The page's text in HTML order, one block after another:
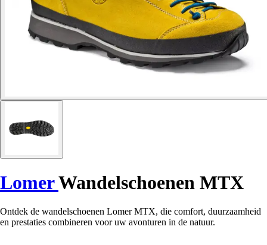
LomerWandelschoenen MTX
Ontdek de wandelschoenen Lomer MTX, die comfort, duurzaamheid
en prestaties combineren voor uw avonturen in de natuur.